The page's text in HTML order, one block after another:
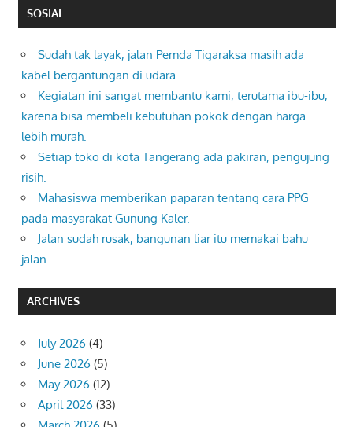
SOSIAL
Sudah tak layak, jalan Pemda Tigaraksa masih ada
kabel bergantungan di udara.
Kegiatan ini sangat membantu kami, terutama ibu-ibu,
karena bisa membeli kebutuhan pokok dengan harga
lebih murah.
Setiap toko di kota Tangerang ada pakiran, pengujung
risih.
Mahasiswa memberikan paparan tentang cara PPG
pada masyarakat Gunung Kaler.
Jalan sudah rusak, bangunan liar itu memakai bahu
jalan.
ARCHIVES
July 2026 (4)
June 2026 (5)
May 2026 (12)
April 2026 (33)